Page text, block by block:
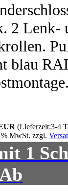
2 Lenk-
blau
(Lieferzeit:3-4
MwSt. zzgl.
1